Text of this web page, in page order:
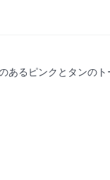
あるピンクとタンのト